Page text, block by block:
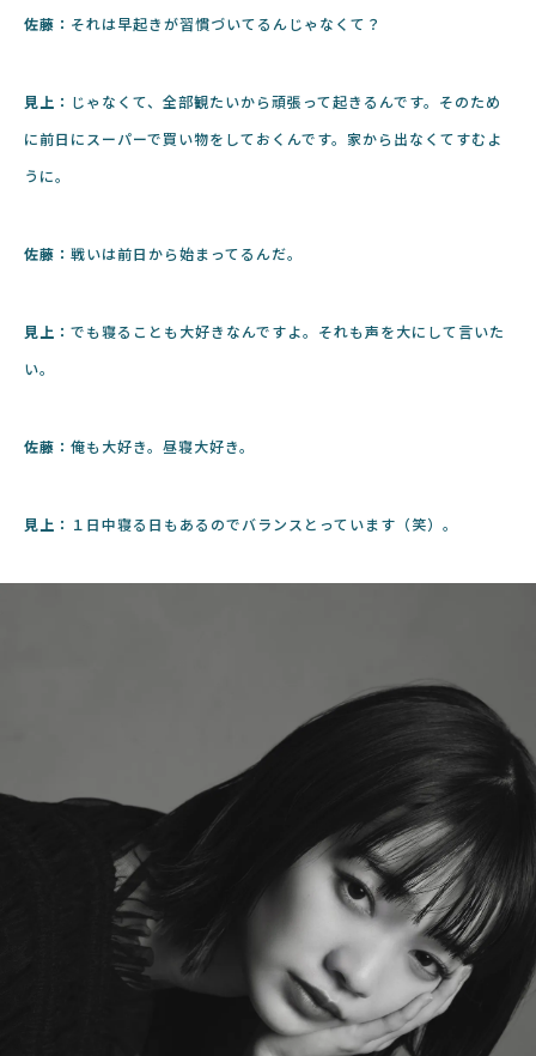
佐藤： それは早起きが習慣づいてるんじゃなくて？
見上： じゃなくて、全部観たいから頑張って起きるんです。そのため
に前日にスーパーで買い物をしておくんです。家から出なくてすむよ
うに。
佐藤： 戦いは前日から始まってるんだ。
見上： でも寝ることも大好きなんですよ。それも声を大にして言いた
い。
佐藤： 俺も大好き。昼寝大好き。
見上： １日中寝る日もあるのでバランスとっています（笑）。